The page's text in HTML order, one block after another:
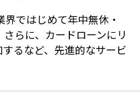
ではじめて年中無休・
らに、カードローンにリ
るなど、先進的なサービ